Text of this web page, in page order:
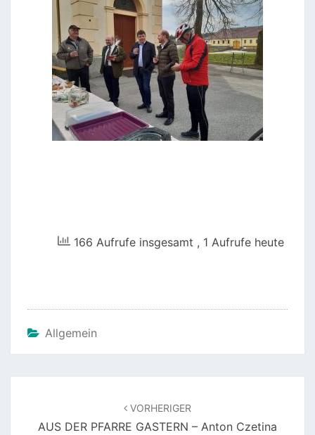
166 Aufrufe insgesamt , 1 Aufrufe heute
Allgemein
VORHERIGER
AUS DER PFARRE GASTERN – Anton Czetina